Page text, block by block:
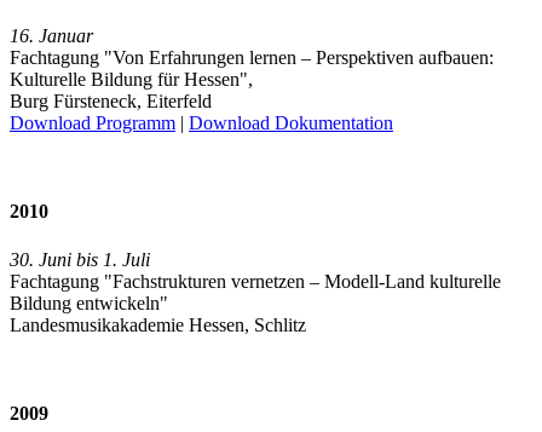
16. Januar
Fachtagung "Von Erfahrungen lernen – Perspektiven aufbauen:
Kulturelle Bildung für Hessen",
Burg Fürsteneck, Eiterfeld
Download Programm | Download Dokumentation
2010
30. Juni bis 1. Juli
Fachtagung "Fachstrukturen vernetzen – Modell-Land kulturelle
Bildung entwickeln"
Landesmusikakademie Hessen, Schlitz
2009